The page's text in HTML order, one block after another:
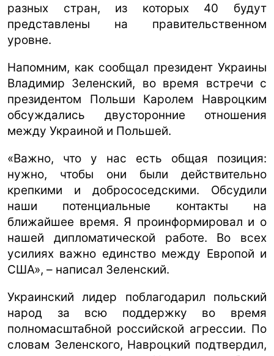
разных стран, из которых 40 будут
представлены на правительственном
уровне.
Напомним, как сообщал президент Украины
Владимир Зеленский, во время встречи с
президентом Польши Каролем Навроцким
обсуждались двусторонние отношения
между Украиной и Польшей.
«Важно, что у нас есть общая позиция:
нужно, чтобы они были действительно
крепкими и добрососедскими. Обсудили
наши потенциальные контакты на
ближайшее время. Я проинформировал и о
нашей дипломатической работе. Во всех
усилиях важно единство между Европой и
США», – написал Зеленский.
Украинский лидер поблагодарил польский
народ за всю поддержку во время
полномасштабной российской агрессии. По
словам Зеленского, Навроцкий подтвердил,